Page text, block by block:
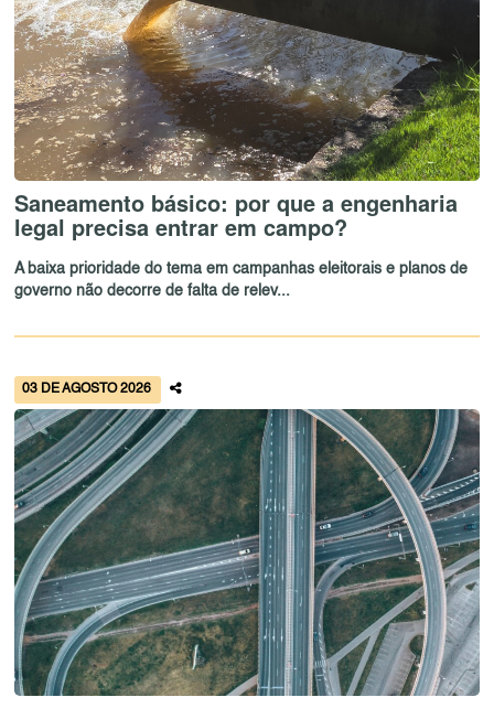
Saneamento básico: por que a engenharia
legal precisa entrar em campo?
A baixa prioridade do tema em campanhas eleitorais e planos de
governo não decorre de falta de relev...
03 DE AGOSTO 2026